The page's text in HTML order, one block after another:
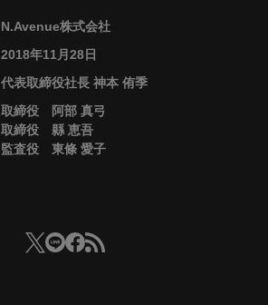
N.Avenue株式会社
2018年11月28日
代表取締役社長 神本 侑季
取締役 阿部 真弓
取締役 縣 恵吾
監査役 東條 愛子